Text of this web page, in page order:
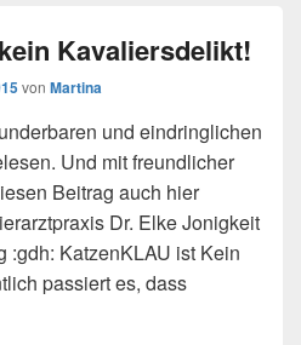
Kavaliersdelikt!
von Martina
und eindringlichen
Und mit freundlicher
Beitrag auch hier
Dr. Elke Jonigkeit
:gdh: KatzenKLAU ist Kein
passiert es, dass